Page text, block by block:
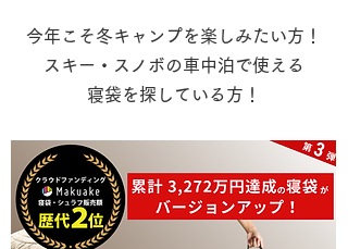
今年こそ冬キャンプを楽しみたい方！
スキー・スノボの車中泊で使える
寝袋を探している方！